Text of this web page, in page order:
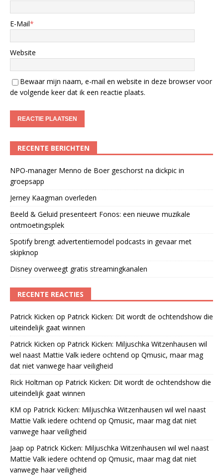
E-Mail*
Website
Bewaar mijn naam, e-mail en website in deze browser voor
de volgende keer dat ik een reactie plaats.
RECENTE BERICHTEN
NPO-manager Menno de Boer geschorst na dickpic in
groepsapp
Jerney Kaagman overleden
Beeld & Geluid presenteert Fonos: een nieuwe muzikale
ontmoetingsplek
Spotify brengt advertentiemodel podcasts in gevaar met
skipknop
Disney overweegt gratis streamingkanalen
RECENTE REACTIES
Patrick Kicken op Patrick Kicken: Dit wordt de ochtendshow die
uiteindelijk gaat winnen
Patrick Kicken op Patrick Kicken: Miljuschka Witzenhausen wil
wel naast Mattie Valk iedere ochtend op Qmusic, maar mag
dat niet vanwege haar veiligheid
Rick Holtman op Patrick Kicken: Dit wordt de ochtendshow die
uiteindelijk gaat winnen
KM op Patrick Kicken: Miljuschka Witzenhausen wil wel naast
Mattie Valk iedere ochtend op Qmusic, maar mag dat niet
vanwege haar veiligheid
Jaap op Patrick Kicken: Miljuschka Witzenhausen wil wel naast
Mattie Valk iedere ochtend op Qmusic, maar mag dat niet
vanwege haar veiligheid